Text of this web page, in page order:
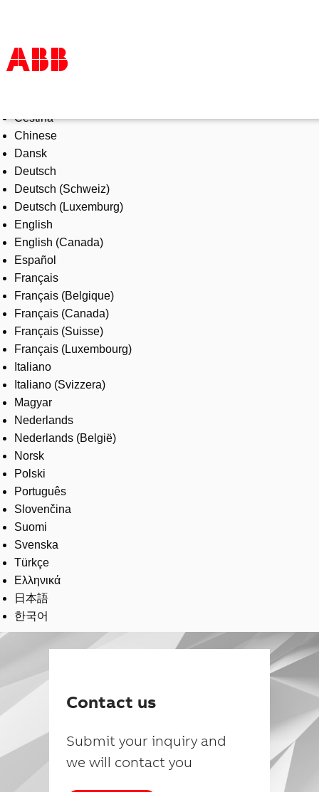
Products & Solutions
Industries
Services
About us
Where to buy
Contact us
Careers
Čeština
Chinese
Dansk
Deutsch
Deutsch (Schweiz)
Deutsch (Luxemburg)
English
English (Canada)
Español
Français
Français (Belgique)
Français (Canada)
Français (Suisse)
Français (Luxembourg)
Italiano
Italiano (Svizzera)
Magyar
Nederlands
Nederlands (België)
Norsk
Polski
Português
Slovenčina
Suomi
Svenska
Türkçe
Ελληνικά
日本語
한국어
Contact us
Submit your inquiry and
we will contact you